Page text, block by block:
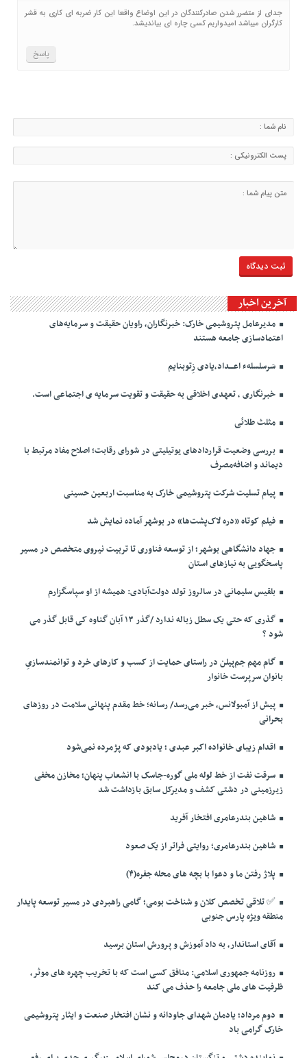
جدای از متضرر شدن صادرکنندگان در این اوضاع واقعا این کار ضربه ای کاری به قشر
کارگران میباشد امیدواریم کسی چاره ای بیاندیشد.
پاسخ
آخرین اخبار
مدیرعامل پتروشیمی خارک: خبرنگاران، راویان حقیقت و سرمایه‌های
اعتمادسازی جامعه هستند
سَرسلسلهء اعـــداد،یادی زِتوبنایم
خبرنگاری ، تعهدی اخلاقی به حقیقت و تقویت سرمایه ی اجتماعی است.
مثلث طلائی
بررسی وضعیت قراردادهای یوتیلیتی در شورای رقابت؛ اصلاح مفاد مرتبط با
دیماند و اضافه‌مصرف
پیام تسلیت شرکت پتروشیمی خارک به مناسبت اربعین حسینی
فیلم کوتاه «دره لاک‌پشت‌ها» در بوشهر آماده نمایش شد
جهاد دانشگاهی بوشهر؛ از توسعه فناوری تا تربیت نیروی متخصص در مسیر
پاسخگویی به نیازهای استان
بلقیس سلیمانی در سالروز تولد دولت‌آبادی: همیشه از او سپاسگزارم
گذری که حتی یک سطل زباله ندارد /گذر ۱۳ آبان گناوه کی قابل گذر می
شود ؟
گام مهم جم‌پیلن در راستای حمایت از کسب و کارهای خرد و توانمندسازیِ
بانوان سرپرست خانوار
پیش از آمبولانس، خبر می‌رسد/ رسانه؛ خط مقدم پنهانی سلامت در روزهای
بحرانی
اقدام زیبای خانواده اکبر عبدی ؛ یادبودی که پژمرده نمی‌شود
سرقت نفت از خط لوله ملی گوره-جاسک با انشعاب پنهان؛ مخازن مخفی
زیرزمینی در دشتی کشف و مدیرکل سابق بازداشت شد
شاهین بندرعامری افتخار آفرید
شاهین بندرعامری؛ روایتی فراتر از یک صعود
پلاژ رفتن ما و دعوا با بچه های محله جفره(۴)
✅️ تلاقی تخصص کلان و شناخت بومی؛ گامی راهبردی در مسیر توسعه پایدار
منطقه ویژه پارس جنوبی
آقای استاندار، به داد آموزش و پرورش استان برسید
روزنامه جمهوری اسلامی: منافق کسی است که با تخریب چهره های موثر،
ظرفیت های ملی جامعه را حذف می کند
دوم مرداد؛ یادمان شهدای جاودانه و نشان افتخار صنعت و ایثار پتروشیمی
خارک گرامی باد